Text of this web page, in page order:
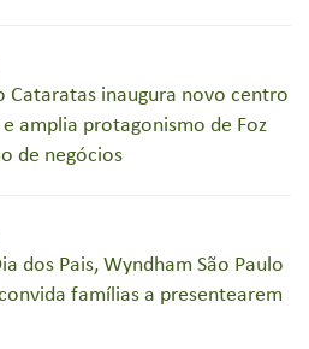
Cataratas inaugura novo centro
amplia protagonismo de Foz
de negócios
dos Pais, Wyndham São Paulo
famílias a presentearem